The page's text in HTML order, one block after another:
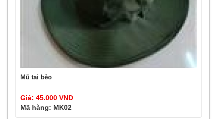
Mũ tai bèo
Giá: 45.000 VND
Mã hàng: MK02